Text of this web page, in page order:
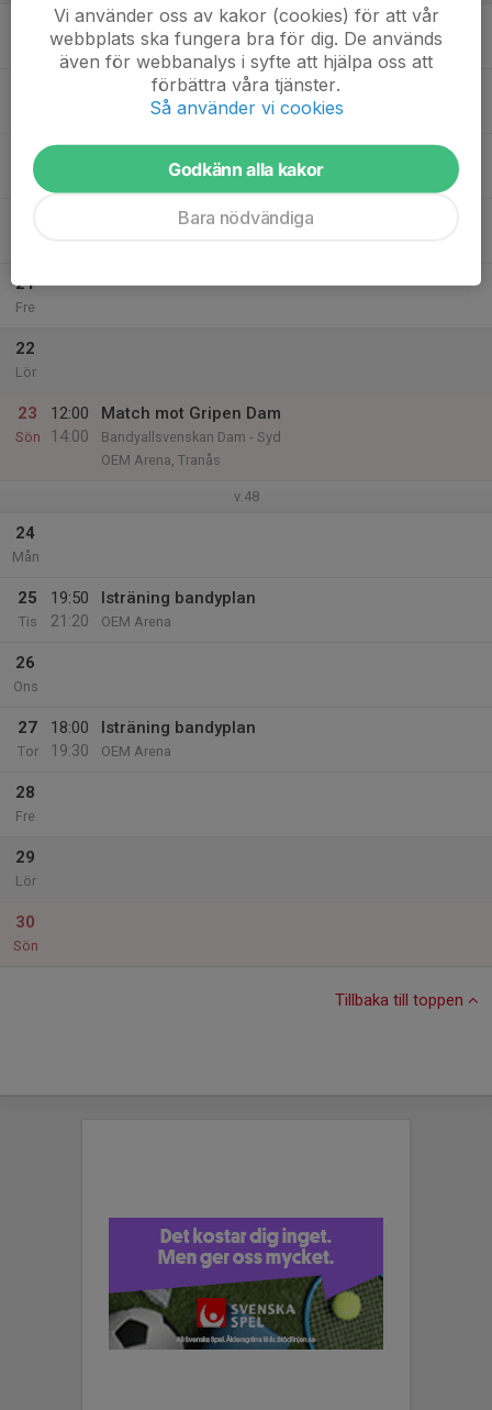
Isträning bandyplan Målvaktstr. Pillan
OEM Arena
Ons
Isträning bandyplan
21
Fre
22
Lör
23
Sön
12:00
14:00
Match mot Gripen Dam
Bandyallsvenskan Dam - Syd
OEM Arena, Tranås
v.48
24
Mån
25
Tis
19:50
21:20
Isträning bandyplan
OEM Arena
26
Ons
27
Tor
18:00
19:30
Isträning bandyplan
OEM Arena
28
Fre
29
Lör
30
Sön
Tillbaka till toppen
Vi använder oss av kakor (cookies) för att vår
webbplats ska fungera bra för dig. De används
även för webbanalys i syfte att hjälpa oss att
förbättra våra tjänster.
Så använder vi cookies
Godkänn alla kakor
Bara nödvändiga